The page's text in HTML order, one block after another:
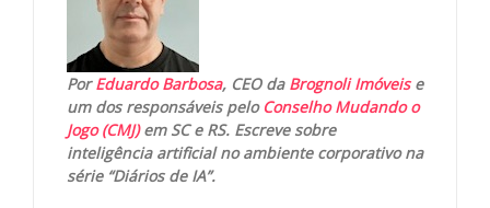
PorEduardo Barbosa, CEO daBrognoli Imóveise
um dos responsáveis peloConselho Mudando o
Jogo (CMJ)em SC e RS. Escreve sobre
inteligência artificial no ambiente corporativo na
série “Diários de IA”.